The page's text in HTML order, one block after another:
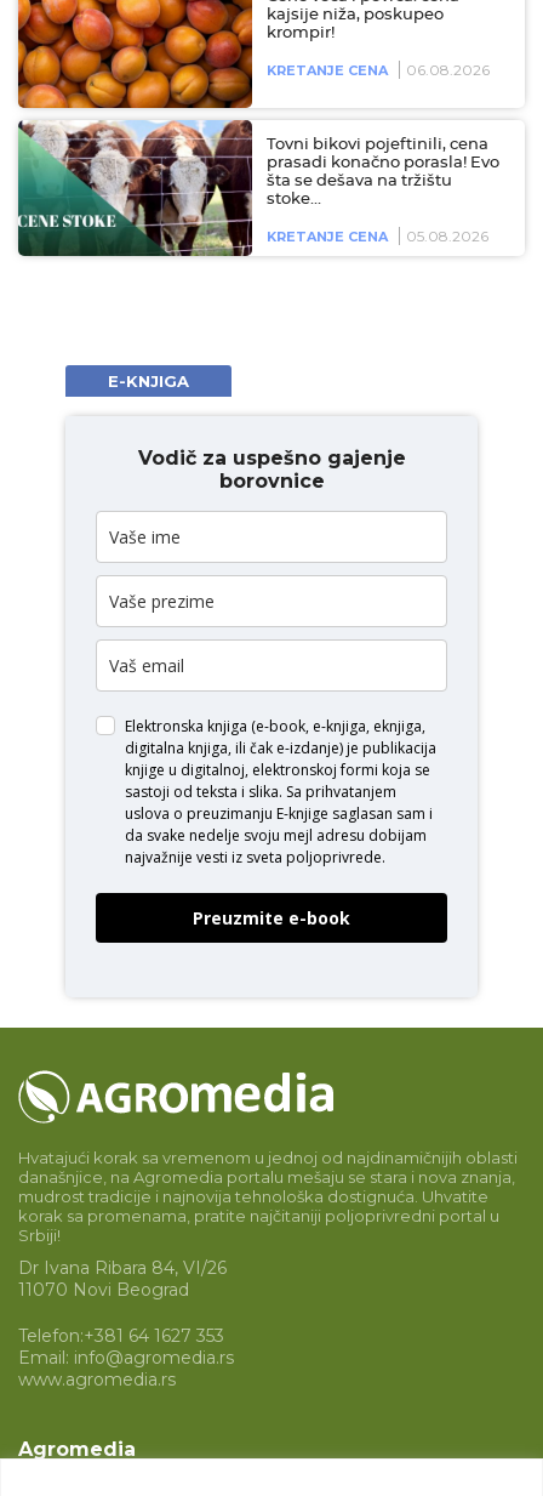
kajsije niža, poskupeo
krompir!
KRETANJE CENA 06.08.2026
Tovni bikovi pojeftinili, cena
prasadi konačno porasla! Evo
šta se dešava na tržištu
stoke…
KRETANJE CENA 05.08.2026
E-KNJIGA
Vodič za uspešno gajenje
borovnice
Elektronska knjiga (e-book, e-knjiga, eknjiga,
digitalna knjiga, ili čak e-izdanje) je publikacija
knjige u digitalnoj, elektronskoj formi koja se
sastoji od teksta i slika. Sa prihvatanjem
uslova o preuzimanju E-knjige saglasan sam i
da svake nedelje svoju mejl adresu dobijam
najvažnije vesti iz sveta poljoprivrede.
Preuzmite e-book
Hvatajući korak sa vremenom u jednoj od najdinamičnijih oblasti
današnjice, na Agromedia portalu mešaju se stara i nova znanja,
mudrost tradicije i najnovija tehnološka dostignuća. Uhvatite
korak sa promenama, pratite najčitaniji poljoprivredni portal u
Srbiji!
Dr Ivana Ribara 84, VI/26
11070 Novi Beograd
Telefon:+381 64 1627 353
Email: info@agromedia.rs
www.agromedia.rs
Agromedia